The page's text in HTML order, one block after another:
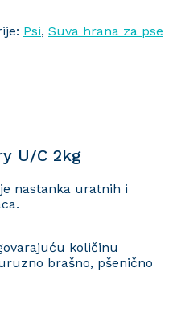
Psi, Suva hrana za pse
U/C 2kg
nastanka uratnih i
količinu
brašno, pšenično